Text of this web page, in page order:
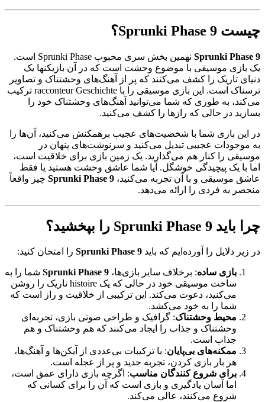
چیست Sprunki Phase 9؟
Sprunki Phase 9
نهمین بخش سری محبوب Sprunki Phase است.
یک بازی موسیقی با موضوع وحشت است که در آن بازیکنها یک
دنیای تاریک را کشف می‌کنند که پر از آهنگ‌های وحشتناک و تصاویر
ترسناک است. این بازی موسیقی را با racconteur Geschichte ترکیب
می‌کند، به طوری که شما می‌توانید آهنگ‌های وحشتناک خود را
بسازید در حالی که رازها را کشف می‌کنید.
در این بازی شما با شخصیت‌های عجیب برهمکنش می‌کنید، آن‌ها را
به موجودات عجیبی تبدیل می‌کنید و سرنوشت‌های پنهان در
موسیقی را کنار هم می‌گذارید. یک زمین بازی برای خلاقیت است،
اما با یک پیچیدگی خوشگل. آیا شما عاشق وحشت هستید یا فقط
عاشق موسیقی و با آن تجربه می‌کنید، Sprunki Phase 9 چیز واقعاً
منحصر به فردی را ارائه می‌دهد.
چرا باید Sprunki Phase 9 را بپخشید؟
در زیر دلایل را آورده‌ایم که باید Sprunki Phase 9 را امتحان کنید:
بازی ساده: برخلاف سایر بازی‌ها، Sprunki Phase 9 شما را به
ساخت موسیقی خود در حالی که یک histoire تاریک را روشن
می‌کنید، دعوت می‌کند. این ترکیبی از خلاقیت و راز است که
شما را به خود می‌کشد.
محیط وحشتناک: گرافیک و طراحی صوتی بازی، تجربه‌ای
وحشتناک و جذاب را ایجاد می‌کنند که هم وحشتناک و هم
جذاب است.
ممکنه‌های بی‌پایان: با ترکیبات بی‌عددی از آیکن‌ها و آهنگ‌ها،
هر بار بازی کردن، تجربه جدید و پر از عجله است.
برای شروع کنندگان مناسب: اگرچه بازی دارای عمق است،
اما آسان یادگیری و بازی است که آن را برای کسانی که
شروع می‌کنند، عالی می‌کند.